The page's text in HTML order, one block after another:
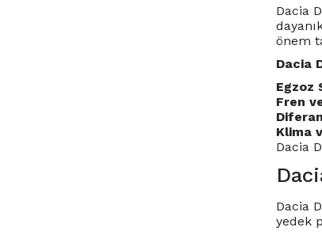
Dacia
önem
Dacia
Egzoz
Fren
Klima
Dacia
Dacia
yedek